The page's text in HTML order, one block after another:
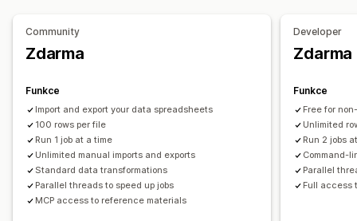
Import a export CSV
Synchronizace dat
Záloha
Naplánovaný import
Podpora velkých souborů
CSV
Hromadné aktualizace Kolekce
Slevy
Skladové zásoby
Produkty
Změna platformy
Community
Zdarma
Funkce
Import and export your data spreadsheets
100 rows per file
Run 1 job at a time
Unlimited manual imports and exports
Standard data transformations
Parallel threads to speed up jobs
MCP access to reference materials
Developer
Zdarma
Funkce
Free for
Unlimited
Run 2 jobs
Command-
Parallel
Full access